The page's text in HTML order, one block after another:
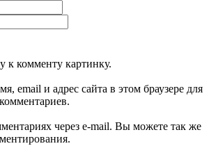
комменту картинку.
email и адрес сайта в этом браузере для
через e-mail. Вы можете так же